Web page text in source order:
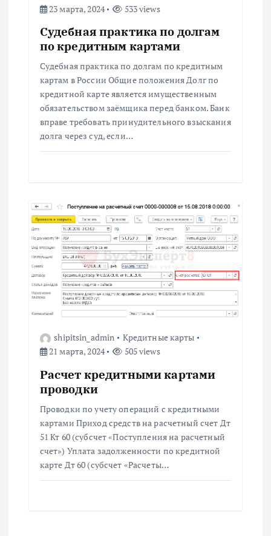
23 марта, 2024
533 views
Судебная практика по долгам
по кредитным картами
Судебная практика по долгам по кредитным
картам в России Общие положения Долг по
кредитной карте является имущественным
обязательством заёмщика перед банком. Банк
вправе требовать принудительного взыскания
долга через суд, если…
shipitsin_admin
Кредитные карты
21 марта, 2024
505 views
Расчет кредитными картами
проводки
Проводки по учету операций с кредитными
картами Приход средств на расчетный счет Дт
51 Кт 60 (субсчет «Поступления на расчетный
счет») Уплата задолженности по кредитной
карте Дт 60 (субсчет «Расчеты…